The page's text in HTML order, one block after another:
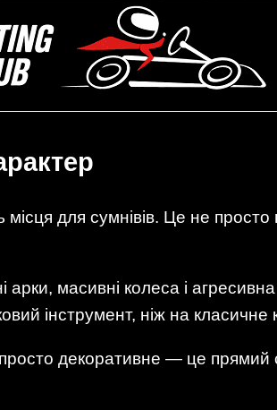
для сумнівів. Це не
масивні колеса і
інструмент, ніж на класичне
декоративне — це прямий